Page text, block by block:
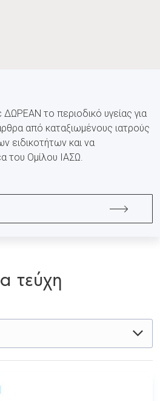
το περιοδικό υγείας για
από καταξιωμένους ιατρούς
ειδικοτήτων και να
του Ομίλου ΙΑΣΩ.
τεύχη